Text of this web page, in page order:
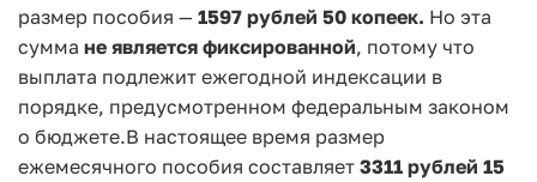
размер пособия — 1597 рублей 50 копеек. Но эта
сумма не является фиксированной, потому что
выплата подлежит ежегодной индексации в
порядке, предусмотренном федеральным законом
о бюджете.В настоящее время размер
ежемесячного пособия составляет 3311 рублей 15